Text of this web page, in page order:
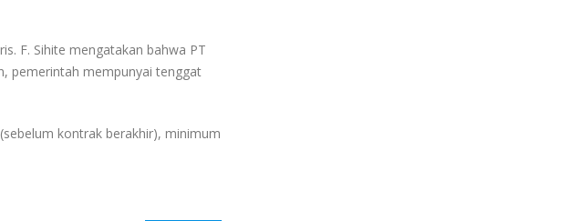
F. Sihite mengatakan bahwa PT
pemerintah mempunyai tenggat
kontrak berakhir), minimum